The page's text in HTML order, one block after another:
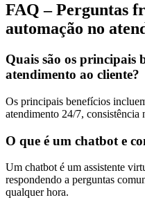
FAQ – Perguntas
automação no
Quais são os principais
atendimento ao cliente?
Os principais benefícios
atendimento 24/7, consistência
O que é um chatbot e
Um chatbot é um assistente
respondendo a perguntas
qualquer hora.